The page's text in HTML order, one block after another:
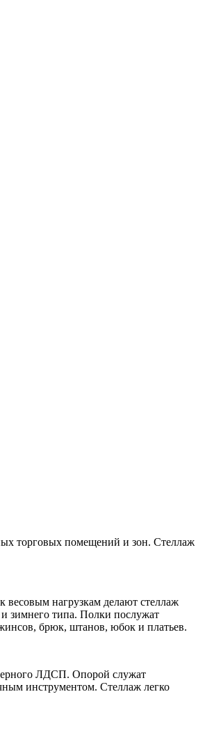
торговых помещений и зон. Стеллаж
нагрузкам делают стеллаж
зимнего типа. Полки послужат
брюк, штанов, юбок и платьев.
ЛДСП. Опорой служат
инструментом. Стеллаж легко